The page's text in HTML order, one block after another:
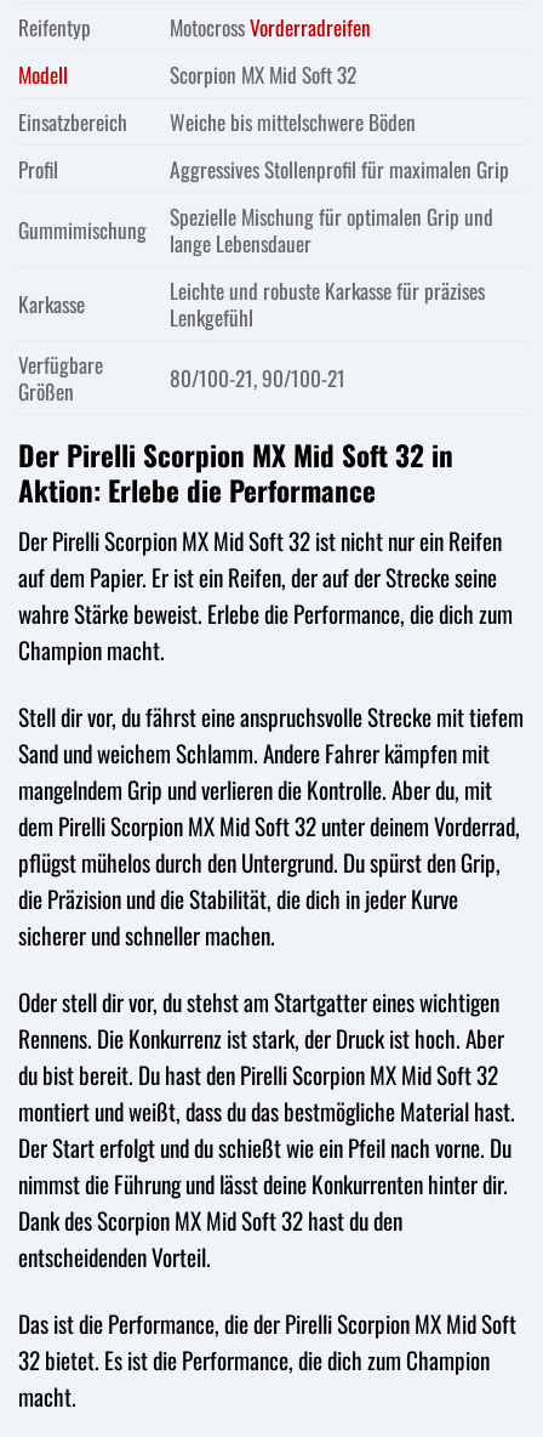
Reifentyp
MotocrossVorderradreifen
Modell
Scorpion MX Mid Soft 32
Einsatzbereich
Weiche bis mittelschwere Böden
Profil
Aggressives Stollenprofil für maximalen Grip
Gummimischung
Spezielle Mischung für optimalen Grip und
lange Lebensdauer
Karkasse
Leichte und robuste Karkasse für präzises
Lenkgefühl
Verfügbare
Größen
80/100-21, 90/100-21
Der Pirelli Scorpion MX Mid Soft 32 in
Aktion: Erlebe die Performance
Der Pirelli Scorpion MX Mid Soft 32 ist nicht nur ein Reifen
auf dem Papier. Er ist ein Reifen, der auf der Strecke seine
wahre Stärke beweist. Erlebe die Performance, die dich zum
Champion macht.
Stell dir vor, du fährst eine anspruchsvolle Strecke mit tiefem
Sand und weichem Schlamm. Andere Fahrer kämpfen mit
mangelndem Grip und verlieren die Kontrolle. Aber du, mit
dem Pirelli Scorpion MX Mid Soft 32 unter deinem Vorderrad,
pflügst mühelos durch den Untergrund. Du spürst den Grip,
die Präzision und die Stabilität, die dich in jeder Kurve
sicherer und schneller machen.
Oder stell dir vor, du stehst am Startgatter eines wichtigen
Rennens. Die Konkurrenz ist stark, der Druck ist hoch. Aber
du bist bereit. Du hast den Pirelli Scorpion MX Mid Soft 32
montiert und weißt, dass du das bestmögliche Material hast.
Der Start erfolgt und du schießt wie ein Pfeil nach vorne. Du
nimmst die Führung und lässt deine Konkurrenten hinter dir.
Dank des Scorpion MX Mid Soft 32 hast du den
entscheidenden Vorteil.
Das ist die Performance, die der Pirelli Scorpion MX Mid Soft
32 bietet. Es ist die Performance, die dich zum Champion
macht.